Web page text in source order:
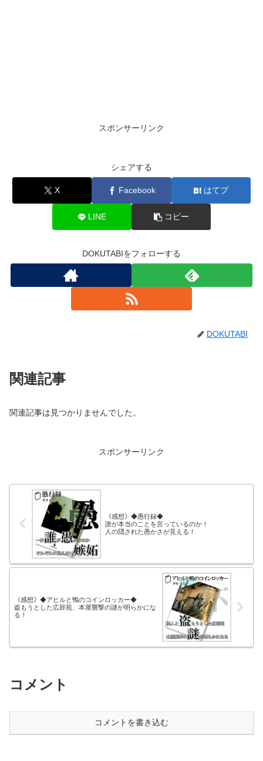
スポンサーリンク
シェアする
X Facebook はてブ
LINE コピー
DOKUTABIをフォローする
DOKUTABI
関連記事
関連記事は見つかりませんでした。
スポンサーリンク
《感想》◆愚行録◆
誰が本当のことを言っているのか！
人の隠された愚かさが見える！
《感想》◆アヒルと鴨のコインロッカー◆
盗もうとした広辞苑、本屋襲撃の謎が明らかにな
る！
コメント
コメントを書き込む